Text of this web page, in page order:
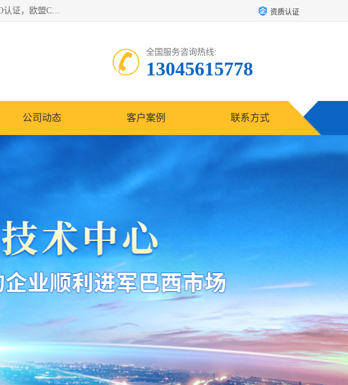
*是一家的测试、评估、检查与认机构，主要从事巴西NR10认证、NR12认证、NR13认证；ANATEL认证、INMTRO认证，欧盟CE认证：MD认证，PED认证，MID认证，ATEX认证，德国蓝色天使认证。 资质认证
全国服务咨询热线:
13045615778
公司动态 客户案例 联系方式